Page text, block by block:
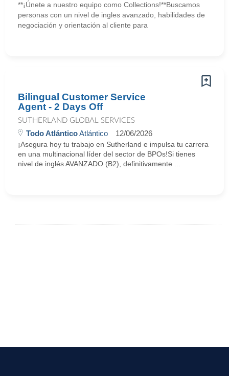
**¡Únete a nuestro equipo como Collections!**Buscamos
personas con un nivel de ingles avanzado, habilidades de
negociación y orientación al cliente para
Bilingual Customer Service
Agent - 2 Days Off
SUTHERLAND GLOBAL SERVICES
Todo AtlánticoAtlántico 12/06/2026
¡Asegura hoy tu trabajo en Sutherland e impulsa tu carrera
en una multinacional líder del sector de BPOs!Si tienes
nivel de inglés AVANZADO (B2), definitivamente ...